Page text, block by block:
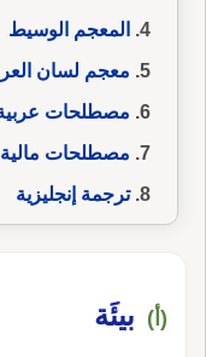
المعجم الوسيط
معجم لسان
مصطلحات
مصطلحات مالية
ترجمة إنجليزية
(أ) بيئَة